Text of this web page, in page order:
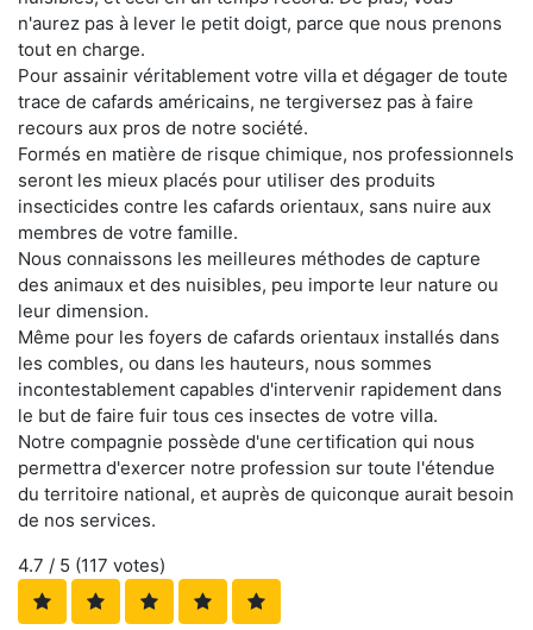
n'aurez pas à lever le petit doigt, parce que nous prenons
tout en charge.
Pour assainir véritablement votre villa et dégager de toute
trace de cafards américains, ne tergiversez pas à faire
recours aux pros de notre société.
Formés en matière de risque chimique, nos professionnels
seront les mieux placés pour utiliser des produits
insecticides contre les cafards orientaux, sans nuire aux
membres de votre famille.
Nous connaissons les meilleures méthodes de capture
des animaux et des nuisibles, peu importe leur nature ou
leur dimension.
Même pour les foyers de cafards orientaux installés dans
les combles, ou dans les hauteurs, nous sommes
incontestablement capables d'intervenir rapidement dans
le but de faire fuir tous ces insectes de votre villa.
Notre compagnie possède d'une certification qui nous
permettra d'exercer notre profession sur toute l'étendue
du territoire national, et auprès de quiconque aurait besoin
de nos services.
4.7 / 5 (117 votes)